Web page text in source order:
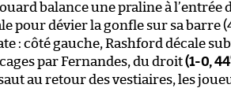
balance une praline à l’entrée
pour dévier la gonfle sur sa barre
: côté gauche, Rashford décale
par Fernandes, du droit(1-0, 44
au retour des vestiaires, les